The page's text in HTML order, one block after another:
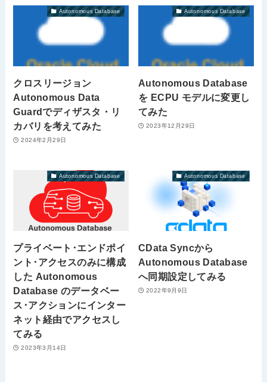
Autonomous Database
クロスリージョン
Autonomous Data
Guardでディザスタ・リ
カバリを考えてみた
2024年2月29日
Autonomous Database
Autonomous Database
を ECPU モデルに変更し
てみた
2023年12月29日
Autonomous Database
プライベート･エンドポイ
ント･アクセスのみに構成
した Autonomous
Database のデータベー
ス･アクションにインター
ネット経由でアクセスし
てみる
2023年3月14日
Autonomous Database
CData Syncから
Autonomous Database
へ同期設定してみる
2022年9月9日